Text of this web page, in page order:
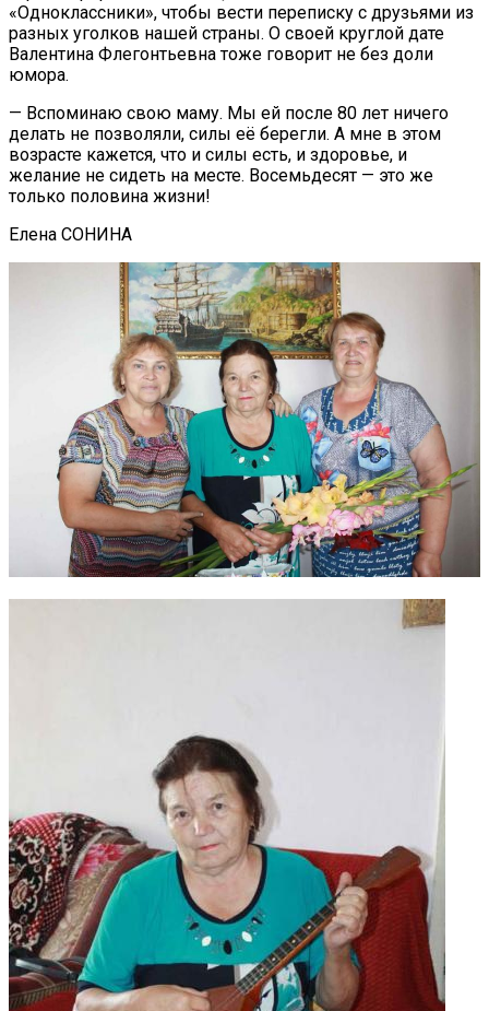
«Одноклассники», чтобы вести переписку с друзьями из
разных уголков нашей страны. О своей круглой дате
Валентина Флегонтьевна тоже говорит не без доли
юмора.
— Вспоминаю свою маму. Мы ей после 80 лет ничего
делать не позволяли, силы её берегли. А мне в этом
возрасте кажется, что и силы есть, и здоровье, и
желание не сидеть на месте. Восемьдесят — это же
только половина жизни!
Елена СОНИНА